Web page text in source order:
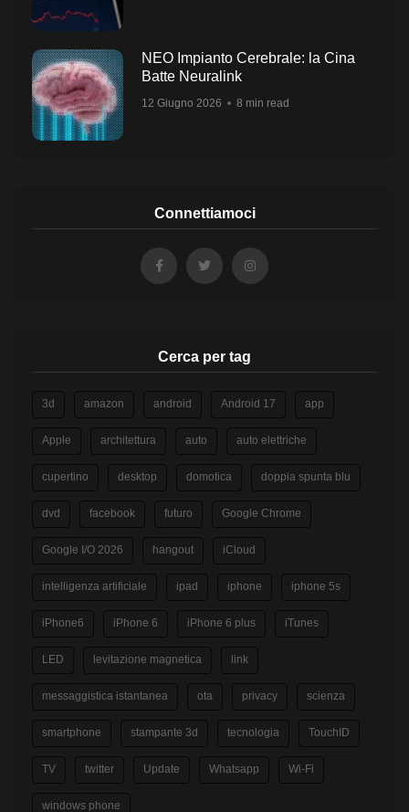
NEO Impianto Cerebrale: la Cina
Batte Neuralink
12 Giugno 2026 8 min read
Connettiamoci
Cerca per tag
3d amazon android Android 17 app
Apple architettura auto auto elettriche
cupertino desktop domotica doppia spunta blu
dvd facebook futuro Google Chrome
Google I/O 2026 hangout iCloud
intelligenza artificiale ipad iphone iphone 5s
iPhone6 iPhone 6 iPhone 6 plus iTunes
LED levitazione magnetica link
messaggistica istantanea ota privacy scienza
smartphone stampante 3d tecnologia TouchID
TV twitter Update Whatsapp Wi-Fi
windows phone